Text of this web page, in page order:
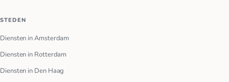
STEDEN
Diensten in Amsterdam
Diensten in Rotterdam
Diensten in Den Haag